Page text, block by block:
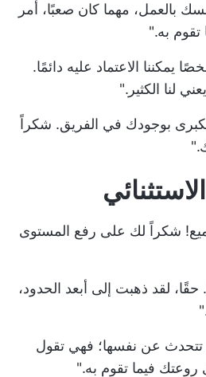
بالعمل، مهما كان صعبًا، أمر
به."
يمكننا الاعتماد عليه دائمًا.
لنا الكثير."
الكبرى بوجودك في الفريق. شكراً
شكراً لك على رفع المستوى
حقًا، لقد ذهبت إلى أبعد الحدود،
تتحدث عن نفسها؛ فهي تقول
فيما تقوم به."